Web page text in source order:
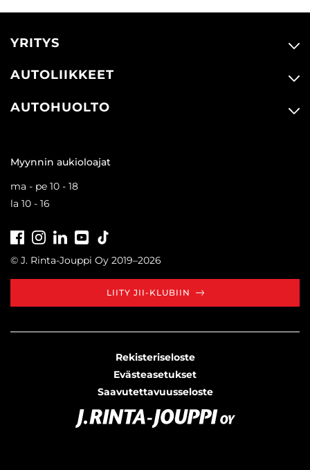
YRITYS
AUTOLIIKKEET
AUTOHUOLTO
Myynnin aukioloajat
ma - pe 10 - 18
la 10 - 16
FacebookInstagramLinkedInYoutube
© J. Rinta-Jouppi Oy 2019–2026
LIITY JII-KLUBIIN
Rekisteriseloste
Evästeasetukset
Saavutettavuusseloste